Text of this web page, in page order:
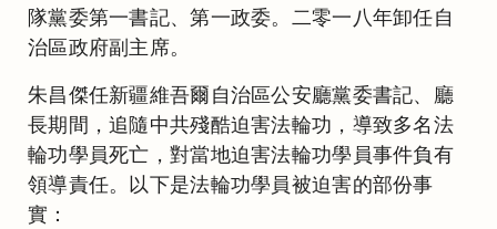
隊黨委第一書記、第一政委。二零一八年卸任自
治區政府副主席。
朱昌傑任新疆維吾爾自治區公安廳黨委書記、廳
長期間，追隨中共殘酷迫害法輪功，導致多名法
輪功學員死亡，對當地迫害法輪功學員事件負有
領導責任。以下是法輪功學員被迫害的部份事
實：